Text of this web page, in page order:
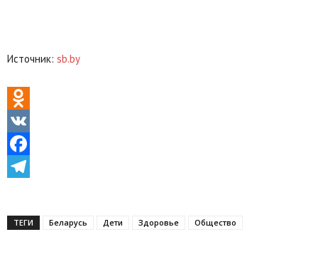
Источник: sb.by
Odnoklassniki
VK
Facebook
ТЕГИ Беларусь Дети Здоровье Общество